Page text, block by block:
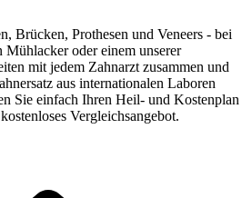
Brücken, Prothesen und Veneers - bei
Mühlackeroder einem unserer
mit jedem Zahnarzt zusammen und
aus internationalen Laboren
Sie einfach Ihren Heil- und Kostenplan
Vergleichsangebot.